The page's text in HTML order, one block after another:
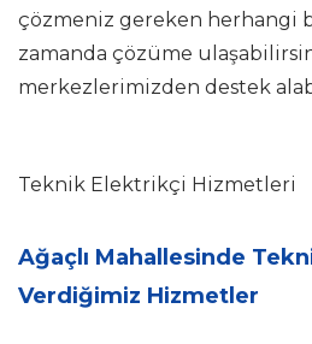
çözmeniz gereken herhangi
zamanda çözüme
merkezlerimizden destek
Teknik Elektrikçi Hizmetleri
Ağaçlı Mahallesinde
Verdiğimiz Hizmetler